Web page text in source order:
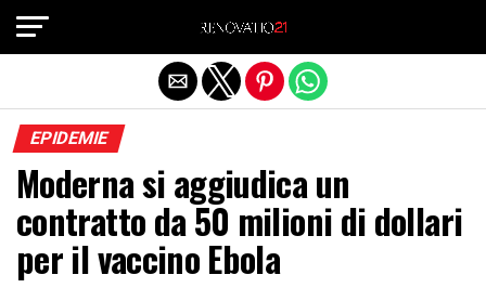
EPIDEMIE
Moderna si aggiudica un
contratto da 50 milioni di dollari
per il vaccino Ebola
Exit mobile version